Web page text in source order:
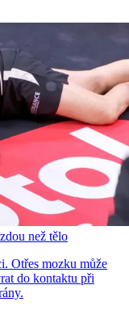
než tělo
Otřes mozku může
do kontaktu při